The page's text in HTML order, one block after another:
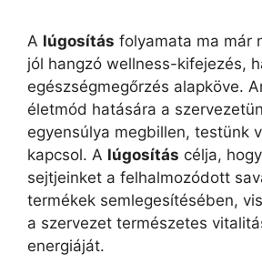
A lúgosítás folyamata ma már
jól hangzó wellness-kifejezés,
egészségmegőrzés alapköve.
életmód hatására a
egyensúlya megbillen, testünk
kapcsol. A lúgosítás célja,
sejtjeinket a felhalmozódott
termékek semlegesítésében,
a szervezet természetes
energiáját.